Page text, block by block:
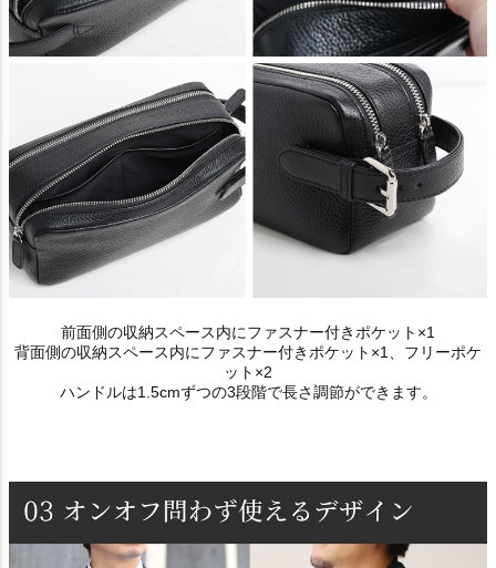
前面側の収納スペース内にファスナー付きポケット×1
背面側の収納スペース内にファスナー付きポケット×1、フリーポケ
ット×2
ハンドルは1.5cmずつの3段階で長さ調節ができます。